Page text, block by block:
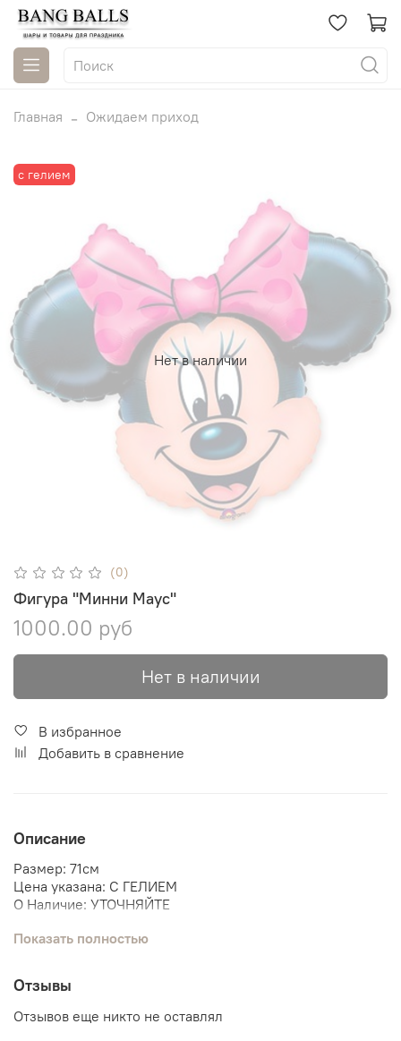
Главная Ожидаем приход
Нет в наличии
с гелием
(0)
Фигура "Минни Маус"
1000.00 руб
Нет в наличии
В избранное
Добавить в сравнение
Описание
Размер: 71см
Цена указана: С ГЕЛИЕМ
О Наличие: УТОЧНЯЙТЕ
Мы поможем собрать связку шаров под данную фигуру.
Микки
Минни
Показать полностью
Отзывы
Отзывов еще никто не оставлял